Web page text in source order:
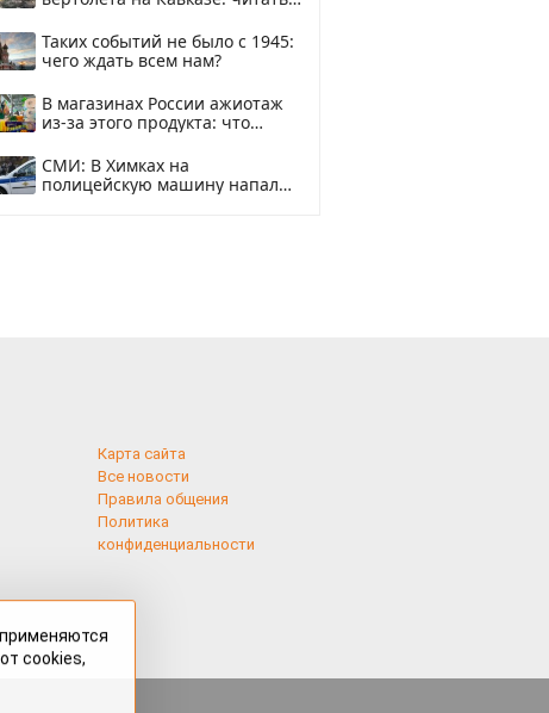
Таких событий не было с 1945:
чего ждать всем нам?
В магазинах России ажиотаж
из-за этого продукта: что
СМИ: В Химках на
полицейскую машину напали
Карта сайта
Все новости
Правила общения
Политика
конфиденциальности
cookies,